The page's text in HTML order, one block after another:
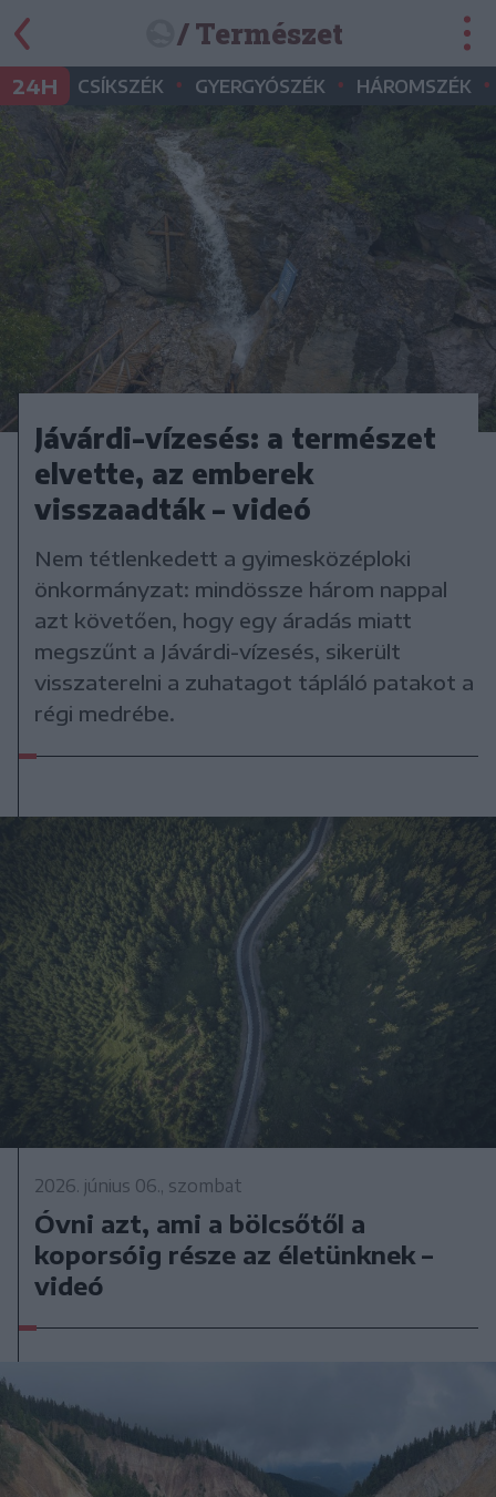
/ Természet
24H CSÍKSZÉK • GYERGYÓSZÉK • HÁROMSZÉK •
Jávárdi-vízesés: a természet
elvette, az emberek
visszaadták – videó
Nem tétlenkedett a gyimesközéploki
önkormányzat: mindössze három nappal
azt követően, hogy egy áradás miatt
megszűnt a Jávárdi-vízesés, sikerült
visszaterelni a zuhatagot tápláló patakot a
régi medrébe.
2026. június 06., szombat
Óvni azt, ami a bölcsőtől a
koporsóig része az életünknek –
videó